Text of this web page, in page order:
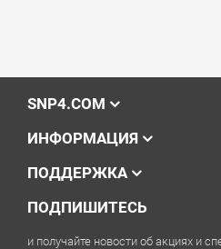
SNP4.COM
ИНФОРМАЦИЯ
ПОДДЕРЖКА
ПОДПИШИТЕСЬ
и получайте новости об акциях и